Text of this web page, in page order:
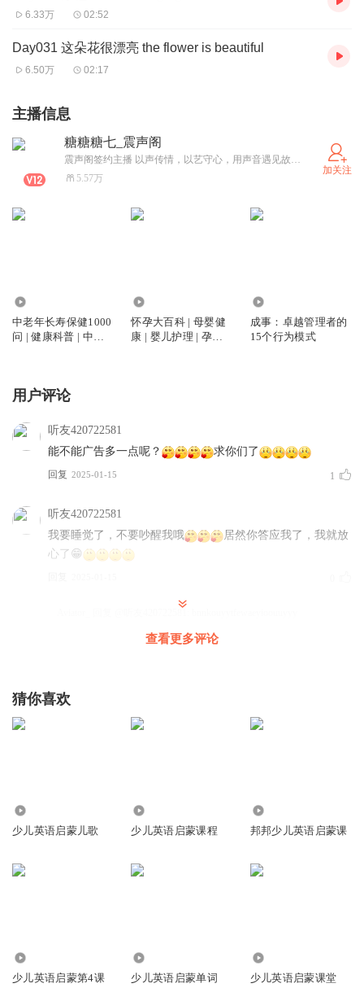
6.33万 02:52
Day031 这朵花很漂亮 the flower is beautiful
6.50万 02:17
主播信息
糖糖糖七_震声阁
震声阁签约主播 以声传情，以艺守心，用声音遇见故事！ 招男女cv，后期，对轨，画本等
5.57万
加关注
中老年长寿保健1000
问 | 健康科普 | 中老
怀孕大百科 | 母婴健
康 | 婴儿护理 | 孕产
成事：卓越管理者的
15个行为模式
用户评论
听友420722581
能不能广告多一点呢？
求你们了
回复 2025-01-15 1
听友420722581
我要睡觉了，不要吵醒我哦
居然你答应我了，我就放
心了😁
查看更多评论
猜你喜欢
少儿英语启蒙儿歌 少儿英语启蒙课程 邦邦少儿英语启蒙课
少儿英语启蒙第4课 少儿英语启蒙单词 少儿英语启蒙课堂